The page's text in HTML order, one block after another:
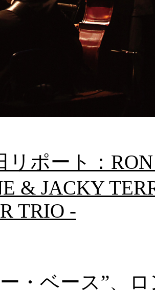
リポート：
& JACKY
TRIO -
・ベース”、